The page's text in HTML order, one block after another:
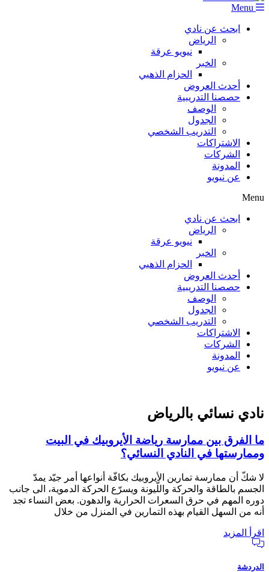
Menu
ابحث عن نادي
الرياض
نيويو عرقة
الخبر
الحزام الذهبي
أحدث العروض
حصصنا التدريبية
الوصف
الجدول
التدريب الشخصي
الاشتراكات
الشركات
المدونة
عن نيويو
Menu
ابحث عن نادي
الرياض
نيويو عرقة
الخبر
الحزام الذهبي
أحدث العروض
حصصنا التدريبية
الوصف
الجدول
التدريب الشخصي
الاشتراكات
الشركات
المدونة
عن نيويو
نادي نسائي بالرياض
ما الفرق بين ممارسة رياضة الأيروبيك في البيت
وممارستها في النادي النسائي؟
لا شكّ أن ممارسة تمارين الأيروبيك بكافّة أنواعها أمر جيّد يمدّ
الجسم بالطاقة والحركة واللّيونة ويسرّع الحركة الدموية، الى جانب
دوره المهم في حرق السعرات الحرارية والدهون. بعض النساء تجد
أنه من السهل القيام بهذه التمارين في المنزل من خلال
اقرأ المزيد
الدردشة